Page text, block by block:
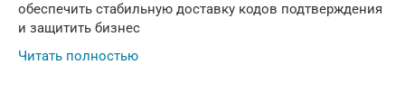
обеспечить стабильную доставку кодов подтверждения
и защитить бизнес
Читать полностью